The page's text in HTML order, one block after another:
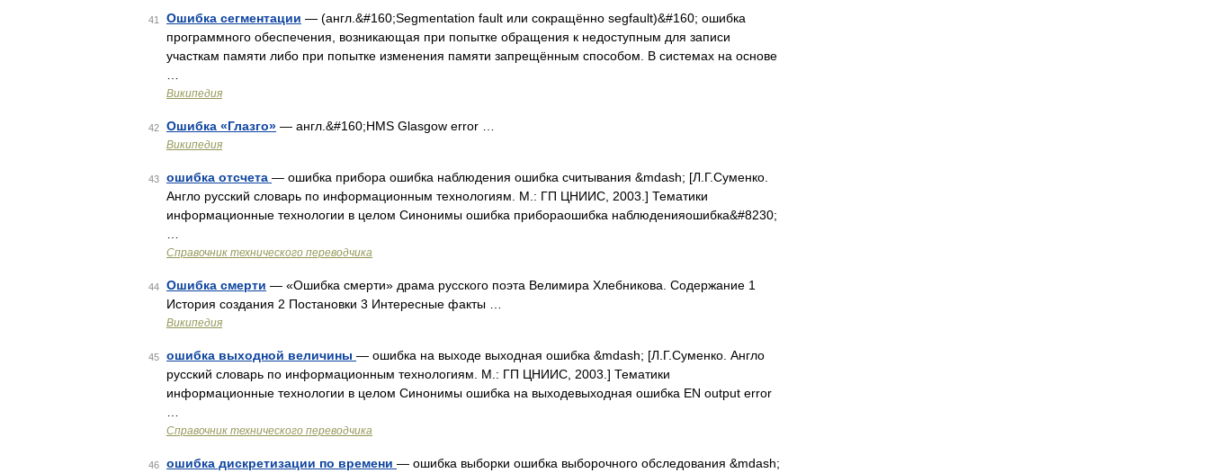
41 Ошибка сегментации — (англ.&#160;Segmentation fault или сокращённо segfault)&#160; ошибка
программного обеспечения, возникающая при попытке обращения к недоступным для записи
участкам памяти либо при попытке изменения памяти запрещённым способом. В системах на основе
Википедия
42 Ошибка «Глазго» — англ.&#160;HMS Glasgow error …
Википедия
43 ошибка отсчета — ошибка прибора ошибка наблюдения ошибка считывания &mdash; [Л.Г.Суменко.
Англо русский словарь по информационным технологиям. М.: ГП ЦНИИС, 2003.] Тематики
информационные технологии в целом Синонимы ошибка прибораошибка наблюденияошибка&#8230;
Справочник технического переводчика
44 Ошибка смерти — «Ошибка смерти» драма русского поэта Велимира Хлебникова. Содержание 1
История создания 2 Постановки 3 Интересные факты …
Википедия
45 ошибка выходной величины — ошибка на выходе выходная ошибка &mdash; [Л.Г.Суменко. Англо
русский словарь по информационным технологиям. М.: ГП ЦНИИС, 2003.] Тематики
информационные технологии в целом Синонимы ошибка на выходевыходная ошибка EN output error
Справочник технического переводчика
46 ошибка дискретизации по времени — ошибка выборки ошибка выборочного обследования &mdash;